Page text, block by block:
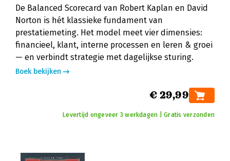
De Balanced Scorecard van Robert Kaplan en David
Norton is hét klassieke fundament van
prestatiemeting. Het model meet vier dimensies:
financieel, klant, interne processen en leren & groei
— en verbindt strategie met dagelijkse sturing.
Boek bekijken
€ 29,99
Levertijd ongeveer 3 werkdagen | Gratis verzonden